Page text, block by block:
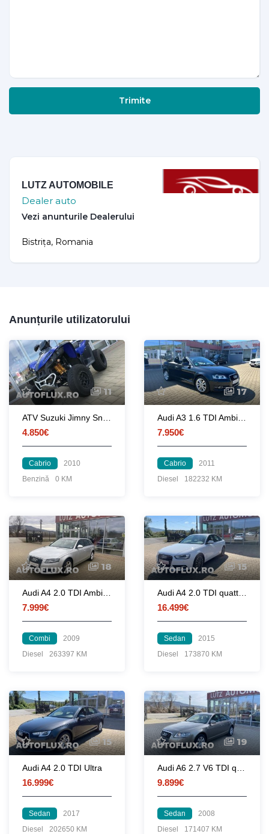
Trimite
LUTZ AUTOMOBILE
Dealer auto
Bistrița, Romania
Anunțurile utilizatorului
11
4.850€
Cabrio
2010
Benzină
0 KM
17
7.950€
Cabrio
2011
Diesel
182232 KM
18
7.999€
Combi
2009
Diesel
263397 KM
15
16.499€
Sedan
2015
Diesel
173870 KM
15
Audi A4 2.0 TDI Ultra
16.999€
Sedan
2017
Diesel
202650 KM
19
9.899€
Sedan
2008
Diesel
171407 KM